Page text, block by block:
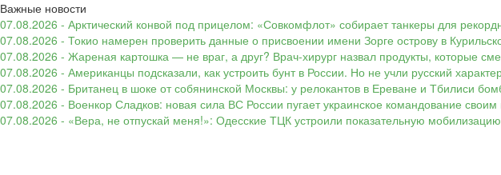
Важные новости
07.08.2026 - Арктический конвой под прицелом: «Совкомфлот» собирает танкеры для
07.08.2026 - Токио намерен проверить данные о присвоении имени Зорге острову в
07.08.2026 - Жареная картошка — не враг, а друг? Врач-хирург назвал продукты, которые
07.08.2026 - Американцы подсказали, как устроить бунт в России. Но не учли русский
07.08.2026 - Британец в шоке от собянинской Москвы: у релокантов в Ереване и Тбилиси
07.08.2026 - Военкор Сладков: новая сила ВС России пугает украинское командование
07.08.2026 - «Вера, не отпускай меня!»: Одесские ТЦК устроили показательную